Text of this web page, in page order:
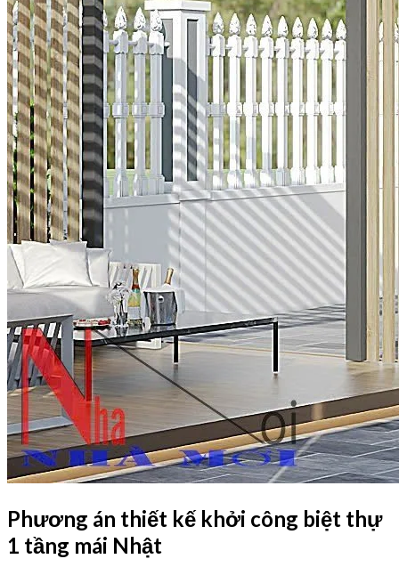
Phương án thiết kế khởi công biệt thự
1 tầng mái Nhật